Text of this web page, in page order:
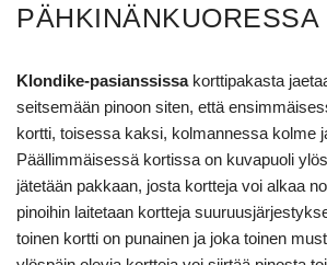
PÄHKINÄNKUORESSA
Klondike-pasianssissakorttipakasta
seitsemään pinoon siten, että
kortti, toisessa kaksi, kolmannessa kolme
Päällimmäisessä kortissa on kuvapuoli
jätetään pakkaan, josta kortteja voi alkaa
pinoihin laitetaan kortteja
toinen kortti on punainen ja joka toinen